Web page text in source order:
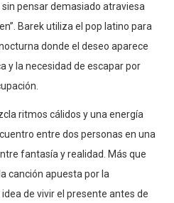
pensar demasiado atraviesa
Barek utiliza el pop latino para
donde el deseo aparece
y la necesidad de escapar por
ritmos cálidos y una energía
entre dos personas en una
fantasía y realidad. Más que
canción apuesta por la
de vivir el presente antes de